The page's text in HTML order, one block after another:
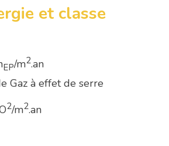
et classe
EP/m2.an
Gaz à effet de serre
2/m2.an